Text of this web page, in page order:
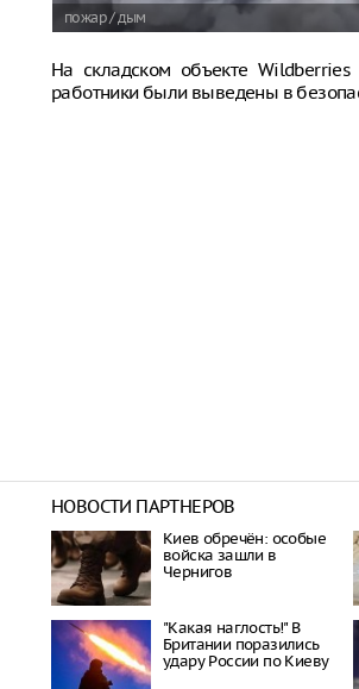
пожар / дым
На складском объекте
работники были выведены в
НОВОСТИ ПАРТНЕРОВ
Киев обречён: особые
войска зашли в
Чернигов
"Какая наглость!" В
Британии поразились
удару России по Киеву